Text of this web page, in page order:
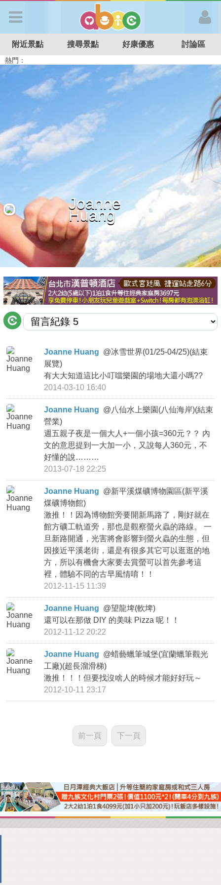
APP登入
首 頁
搜尋景點
好康優惠
最新留言
商家合作
推薦景點
討論區
聯絡我們
APP下載
附近景點 搜尋景點 好康優惠 討論區
熱門：
特色遊戲場
親子住房優惠 台北親子餐廳 溫泉泡湯SPA
Joanne
Huang
Joanne Huang @冰雪世界(01/25-04/25)(結束
展覽)
有大大知道這比小叮噹樂園的場地大還小嗎??
2014-03-10 16:40
Joanne Huang @八仙水上樂園(八仙海岸)(結束
營業)
週五親子夜是一個大人+一個小孩=360元？？ 內
文的意思提到一大加一小，又說每人360元，不
好懂的說………
2013-07-18 22:25
Joanne Huang @新平溪煤礦博物園區(新平溪
煤礦博物館)
激推！！因為博物館旁要開新馬路了，剛好就在
館方礦工軌道旁，那也是觀察螢火蟲的路線。 一
旦新路開通，光害將會影響到螢火蟲的生態，但
因接近平溪老街，還是有很多其它可以逛逛的地
方，所以有機會大家要去賞螢可以首先參考這
裡，體驗不同的古早風情唷！！
2012-11-15 11:39
Joanne Huang @望龍埤(軟埤)
還可以在那做 DIY 的美味 Pizza 呢！！
2012-11-12 20:22
Joanne Huang @蜡藝蠟筆城堡(宜蘭蠟筆觀光
工廠)(超長溜滑梯)
激推！！！但要找沒啥人的時候才能好好玩～
2012-10-11 23:17
前一頁 下一頁